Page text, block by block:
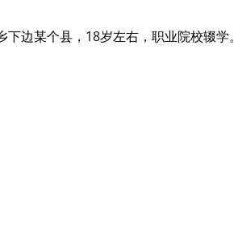
边某个县，18岁左右，职业院校辍学。